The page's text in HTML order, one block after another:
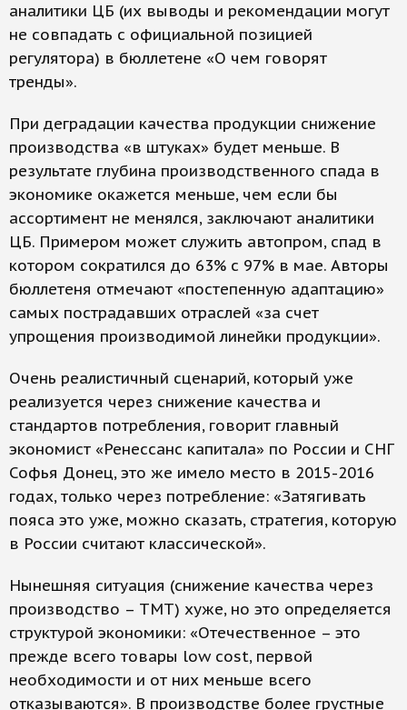
аналитики ЦБ (их выводы и рекомендации могут
не совпадать с официальной позицией
регулятора) в бюллетене «О чем говорят
тренды».
При деградации качества продукции снижение
производства «в штуках» будет меньше. В
результате глубина производственного спада в
экономике окажется меньше, чем если бы
ассортимент не менялся, заключают аналитики
ЦБ. Примером может служить автопром, спад в
котором сократился до 63% с 97% в мае. Авторы
бюллетеня отмечают «постепенную адаптацию»
самых пострадавших отраслей «за счет
упрощения производимой линейки продукции».
Очень реалистичный сценарий, который уже
реализуется через снижение качества и
стандартов потребления, говорит главный
экономист «Ренессанс капитала» по России и СНГ
Софья Донец, это же имело место в 2015-2016
годах, только через потребление: «Затягивать
пояса это уже, можно сказать, стратегия, которую
в России считают классической».
Нынешняя ситуация (снижение качества через
производство – ТМТ) хуже, но это определяется
структурой экономики: «Отечественное – это
прежде всего товары low cost, первой
необходимости и от них меньше всего
отказываются». В производстве более грустные